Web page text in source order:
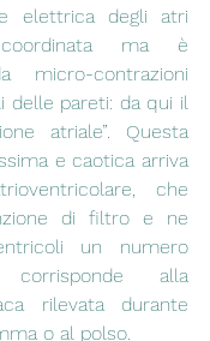
elettrica degli atri
ma è
micro-contrazioni
delle pareti: da qui il
atriale”. Questa
e caotica arriva
che
di filtro e ne
un numero
alla
rilevata durante
o al polso.